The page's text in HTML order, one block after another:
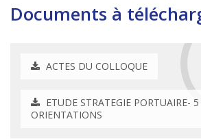
Documents à
ACTES DU COLLOQUE
ETUDE STRATEGIE PORTUAIRE- 5
ORIENTATIONS